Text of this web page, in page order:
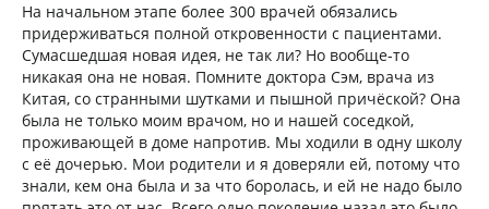
На начальном этапе более 300 врачей обязались
придерживаться полной откровенности с пациентами.
Сумасшедшая новая идея, не так ли? Но вообще-то
никакая она не новая. Помните доктора Сэм, врача из
Китая, со странными шутками и пышной причёской? Она
была не только моим врачом, но и нашей соседкой,
проживающей в доме напротив. Мы ходили в одну школу
с её дочерью. Мои родители и я доверяли ей, потому что
знали, кем она была и за что боролась, и ей не надо было